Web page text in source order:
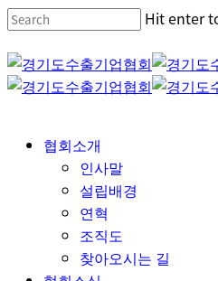
Skip
main
content
Hit enter
Search
협회소개
인사말
설립배경
연혁
조직도
찾아오시는 길